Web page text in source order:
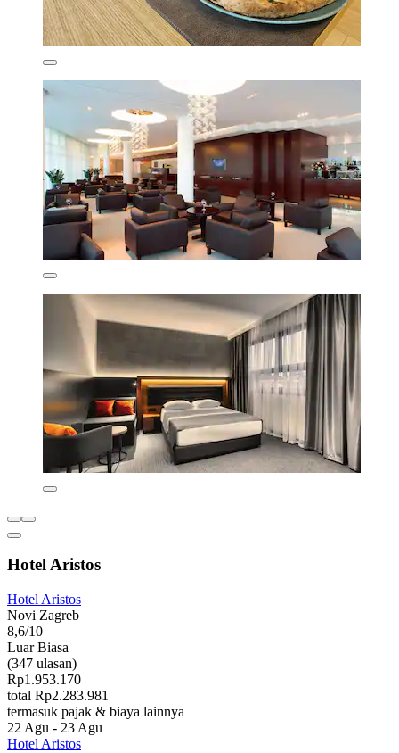
Hotel Aristos
Hotel Aristos
Novi Zagreb
8,6/10
Luar Biasa
(347 ulasan)
Rp1.953.170
total Rp2.283.981
termasuk pajak & biaya lainnya
22 Agu - 23 Agu
Hotel Aristos